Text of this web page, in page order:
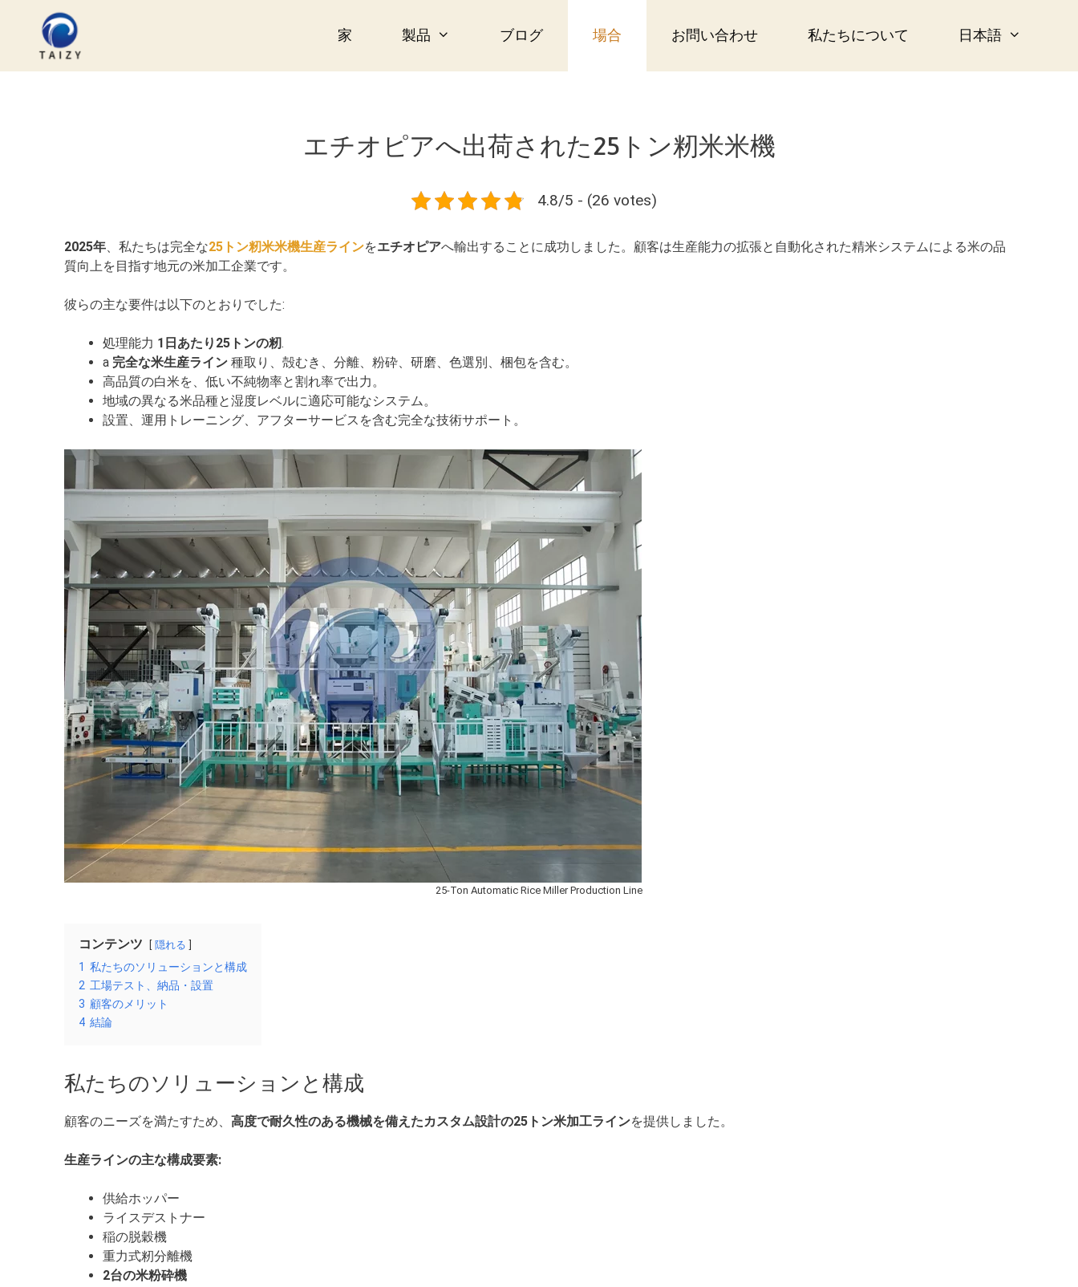
家 製品 ブログ 場合 お問い合わせ 私たちについて 日本語
エチオピアへ出荷された25トン籾米米機
4.8/5 - (26 votes)
2025年、私たちは完全な25トン籾米米機生産ラインをエチオピアへ輸出することに成功しました。顧客は生産能力の拡張と自動化された精米システムによる米の品
質向上を目指す地元の米加工企業です。
彼らの主な要件は以下のとおりでした:
処理能力 1日あたり25トンの籾.
a 完全な米生産ライン種取り、殻むき、分離、粉砕、研磨、色選別、梱包を含む。
高品質の白米を、低い不純物率と割れ率で出力。
地域の異なる米品種と湿度レベルに適応可能なシステム。
設置、運用トレーニング、アフターサービスを含む完全な技術サポート。
25-Ton Automatic Rice Miller Production Line
コンテンツ 隠れる
1 私たちのソリューションと構成
2 工場テスト、納品・設置
3 顧客のメリット
4 結論
私たちのソリューションと構成
顧客のニーズを満たすため、 高度で耐久性のある機械を備えたカスタム設計の25トン米加工ラインを提供しました。
生産ラインの主な構成要素:
供給ホッパー
ライスデストナー
稲の脱穀機
重力式籾分離機
2台の米粉砕機